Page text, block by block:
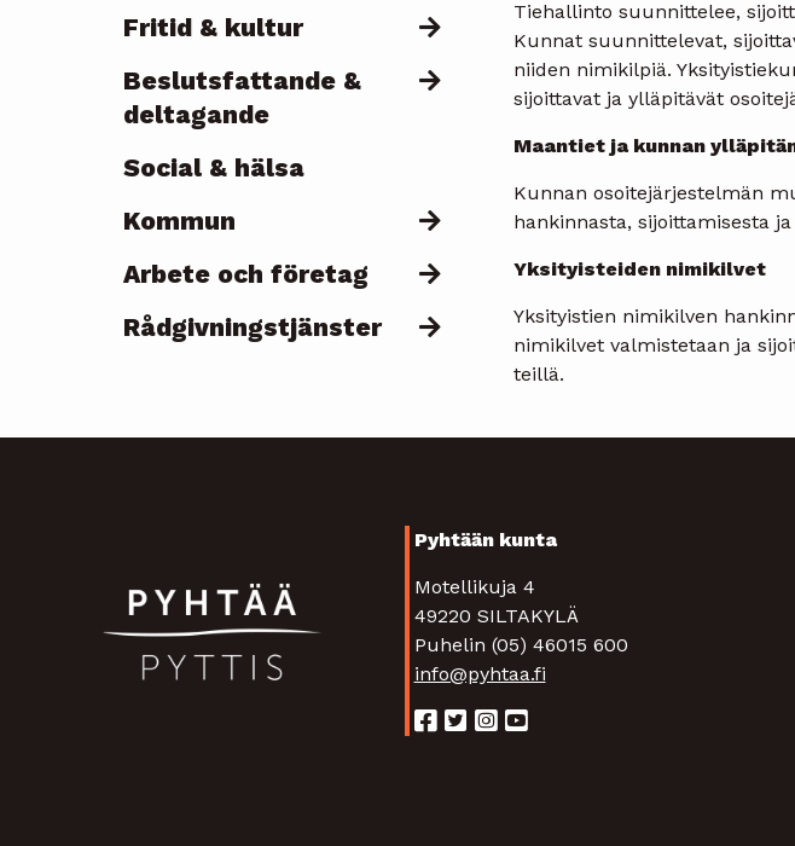
Fritid & kultur
Beslutsfattande &
deltagande
Social & hälsa
Kommun
Arbete och företag
Rådgivningstjänster
Tiehallinto suunnittelee,
Kunnat suunnittelevat,
niiden nimikilpiä.
sijoittavat ja ylläpitävät
Maantiet ja kunnan
Kunnan osoitejärjestelmän
hankinnasta, sijoittamisesta
Yksityisteiden nimikilvet
Yksityistien nimikilven
nimikilvet valmistetaan ja
teillä.
Pyhtään kunta
Motellikuja 4
49220 SILTAKYLÄ
Puhelin (05) 46015 600
info@pyhtaa.fi